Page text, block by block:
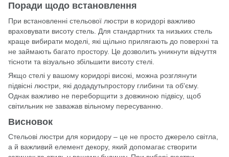
Поради щодо встановлення
При встановленні стельової люстри в коридорі важливо
враховувати висоту стель. Для стандартних та низьких стель
краще вибирати моделі, які щільно прилягають до поверхні та
не займають багато простору. Це дозволить уникнути відчуття
тісноти та візуально збільшити висоту стелі.
Якщо стелі у вашому коридорі високі, можна розглянути
підвісні люстри, які додадутьпростору глибини та об'єму.
Однак важливо не переборщити з довжиною підвісу, щоб
світильник не заважав вільному пересуванню.
Висновок
Стельові люстри для коридору – це не просто джерело світла,
а й важливий елемент декору, який допомагає створити